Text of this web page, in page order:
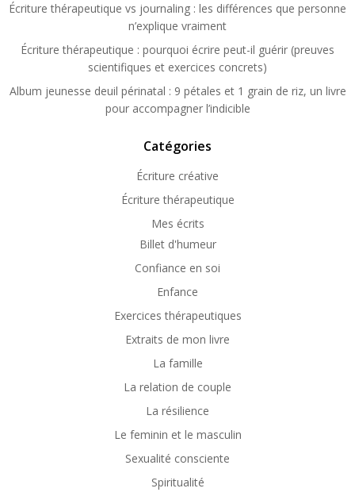
Écriture thérapeutique vs journaling : les différences que personne
n’explique vraiment
Écriture thérapeutique : pourquoi écrire peut-il guérir (preuves
scientifiques et exercices concrets)
Album jeunesse deuil périnatal : 9 pétales et 1 grain de riz, un livre
pour accompagner l’indicible
Catégories
Écriture créative
Écriture thérapeutique
Mes écrits
Billet d'humeur
Confiance en soi
Enfance
Exercices thérapeutiques
Extraits de mon livre
La famille
La relation de couple
La résilience
Le feminin et le masculin
Sexualité consciente
Spiritualité